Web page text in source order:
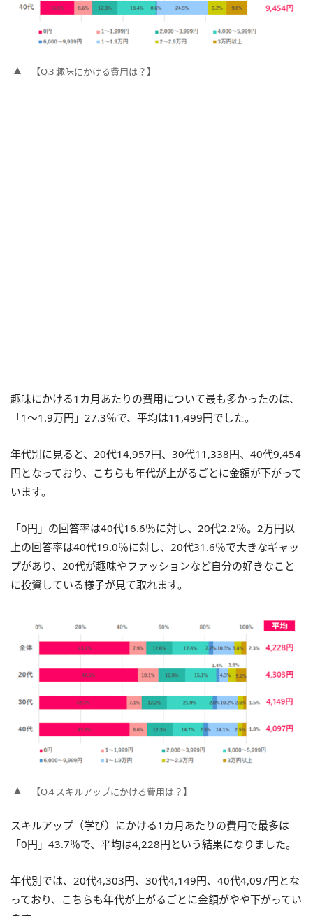
【Q.3 趣味にかける費用は？】
趣味にかける1カ月あたりの費用について最も多かったのは、
「1～1.9万円」27.3％で、平均は11,499円でした。
年代別に見ると、20代14,957円、30代11,338円、40代9,454
円となっており、こちらも年代が上がるごとに金額が下がって
います。
「0円」の回答率は40代16.6％に対し、20代2.2％。2万円以
上の回答率は40代19.0％に対し、20代31.6％で大きなギャッ
プがあり、20代が趣味やファッションなど自分の好きなこと
に投資している様子が見て取れます。
【Q.4 スキルアップにかける費用は？】
スキルアップ（学び）にかける1カ月あたりの費用で最多は
「0円」43.7％で、平均は4,228円という結果になりました。
年代別では、20代4,303円、30代4,149円、40代4,097円とな
っており、こちらも年代が上がるごとに金額がやや下がってい